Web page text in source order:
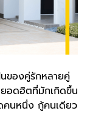
ของคู่รักหลายคู่
ยอดฮิตที่มักเกิดขึ้น
คนหนึ่ง กู้คนเดียว